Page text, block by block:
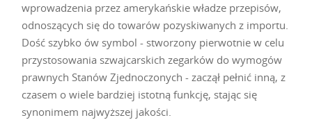
wprowadzenia przez amerykańskie władze przepisów,
odnoszących się do towarów pozyskiwanych z importu.
Dość szybko ów symbol - stworzony pierwotnie w celu
przystosowania szwajcarskich zegarków do wymogów
prawnych Stanów Zjednoczonych - zaczął pełnić inną, z
czasem o wiele bardziej istotną funkcję, stając się
synonimem najwyższej jakości.